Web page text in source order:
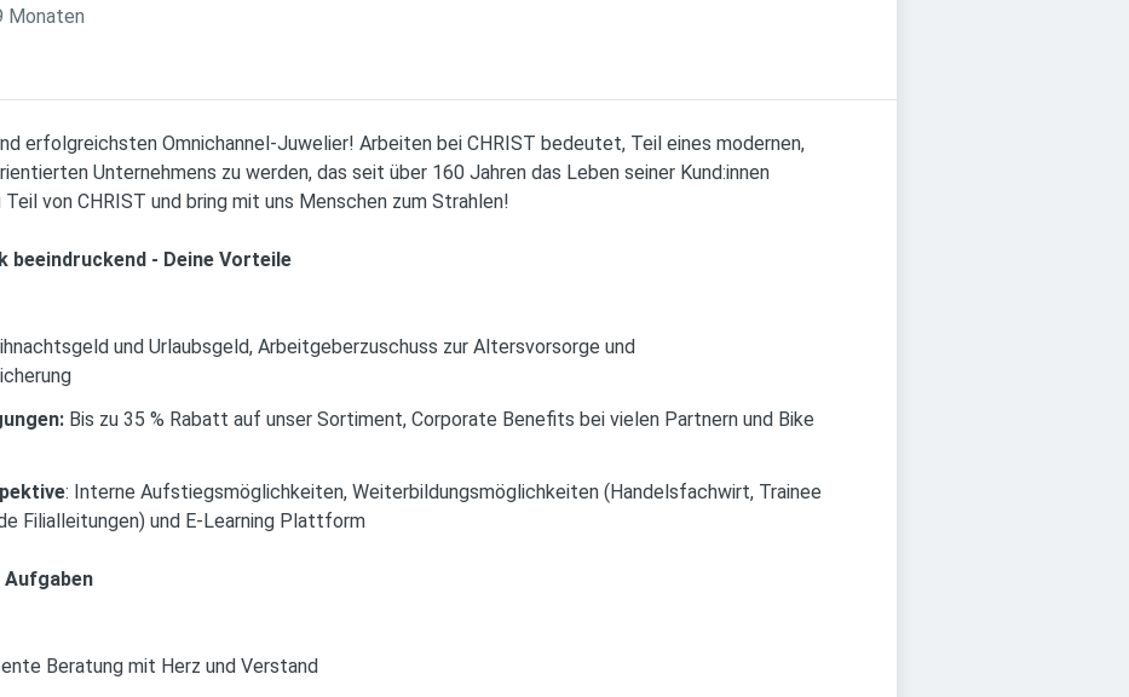
:
Monaten
erfolgreichsten Omnichannel-Juwelier! Arbeiten bei CHRIST bedeutet, Teil eines modernen,
Unternehmens zu werden, das seit über 160 Jahren das Leben seiner Kund:innen
von CHRIST und bring mit uns Menschen zum Strahlen!
beeindruckend - Deine Vorteile
und Urlaubsgeld, Arbeitgeberzuschuss zur Altersvorsorge und
Bis zu 35 % Rabatt auf unser Sortiment, Corporate Benefits bei vielen Partnern und Bike
: Interne Aufstiegsmöglichkeiten, Weiterbildungsmöglichkeiten (Handelsfachwirt, Trainee
Filialleitungen) und E-Learning Plattform
Aufgaben
Beratung mit Herz und Verstand